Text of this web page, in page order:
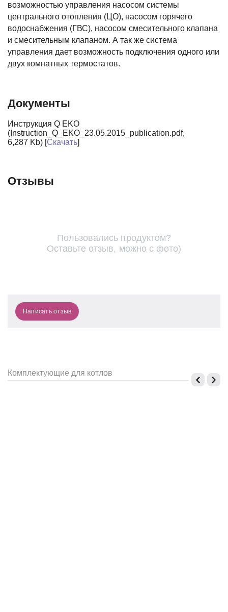
возможностью управления насосом системы
центрального отопления (ЦО), насосом горячего
водоснабжения (ГВС), насосом смесительного клапана
и смесительным клапаном. А так же система
управления дает возможность подключения одного или
двух комнатных термостатов.
Документы
Инструкция Q EKO
(Instruction_Q_EKO_23.05.2015_publication.pdf,
6,287 Kb) [Скачать]
Отзывы
Пользовались продуктом?
Оставьте отзыв, можно с фото)
Написать отзыв
Комплектующие для котлов